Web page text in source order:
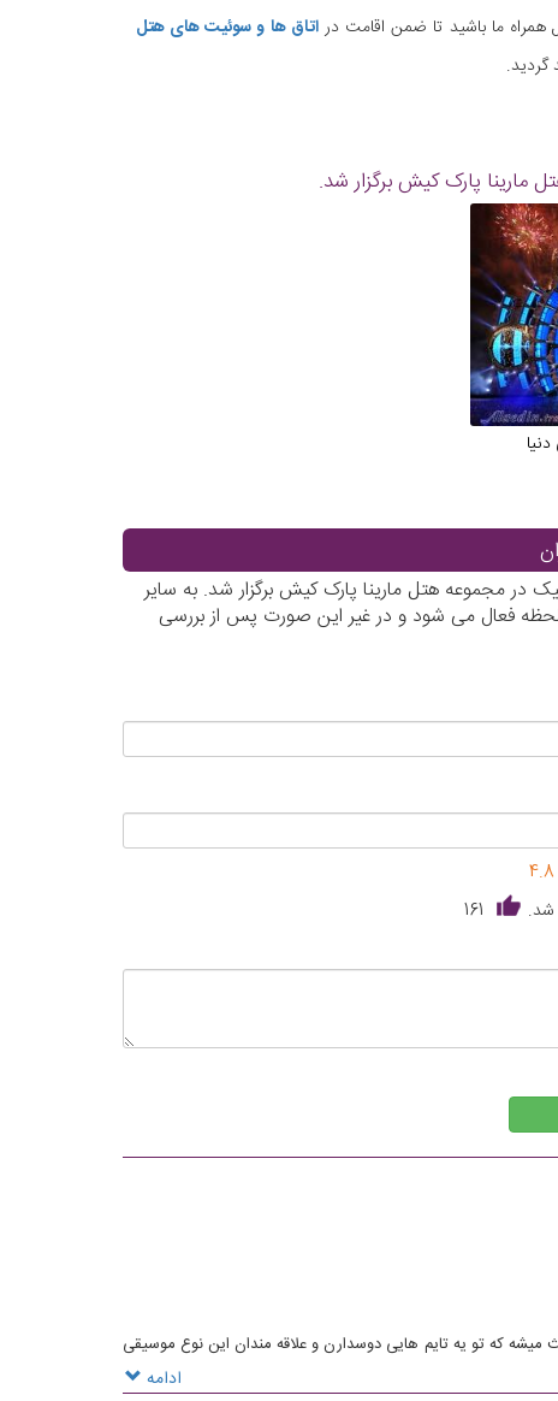
همراه ما باشید تا ضمن اقامت دراتاق ها و سوئیت های هتل
گردید.
مارینا پارک کیش برگزار شد.
در مجموعه هتل مارینا پارک کیش برگزار شد. به سایر
لحظه فعال می شود و در غیر این صورت پس از بررسی
4.8
شد. 161
میشه که تو یه تایم هایی دوسدارن و علاقه مندان این نوع موسیقی
دیگه کشورهای مختلفو هم تو این فستیوال ها ببینیم.ممنون به
ادامه